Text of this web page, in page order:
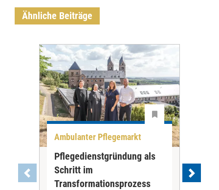
Ähnliche Beiträge
Ambulanter Pflegemarkt
Pflegedienstgründung als
Schritt im
Transformationsprozess